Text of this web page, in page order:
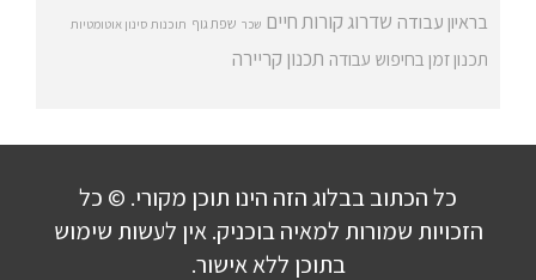
בראיון עבודה שדרוג קורות חיים שכר שפת גוף תוכנות סינון אוטומטיות
תכנון זמן בחיפוש עבודה תכנון קריירה
כל הכתוב בבלוג הזה הינו תוכן מקורי. © כל
הזכויות שמורות למאיה בוכניק. אין לעשות שימוש
בתוכן ללא אישור.